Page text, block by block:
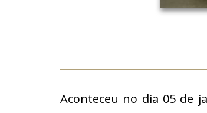
Aconteceu no dia 05 de